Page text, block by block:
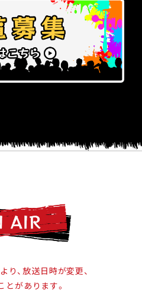
り、放送日時が変更、
とがあります。